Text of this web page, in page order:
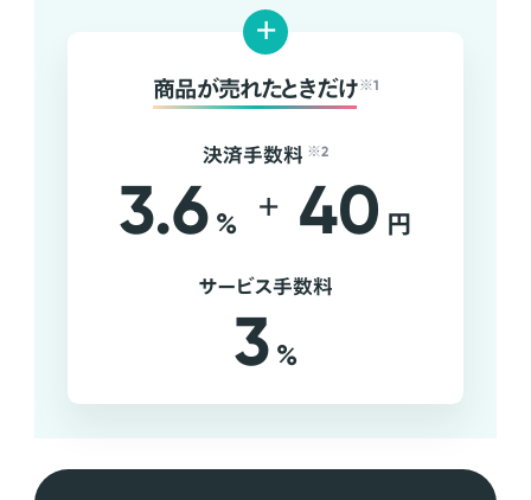
+
商品が売れたときだけ ※1
決済手数料 ※2
3.6 % + 40 円
サービス手数料
3 %